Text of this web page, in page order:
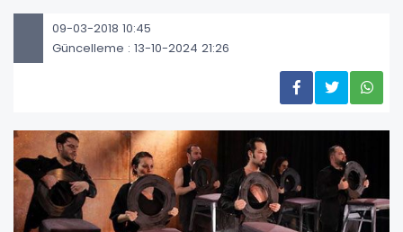
09-03-2018 10:45
Güncelleme : 13-10-2024 21:26